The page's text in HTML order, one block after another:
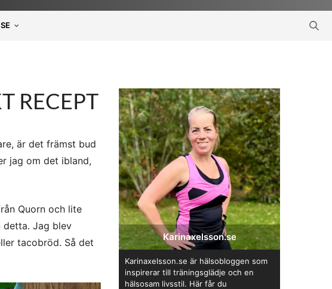
RECEPT
är det främst bud
jag om det ibland,
Quorn och lite
detta. Jag blev
tacobröd. Så det
Karinaxelsson.se
Karinaxelsson.se är hälsobloggen som
inspirerar till träningsglädje och en
hälsosam livsstil. Här får du